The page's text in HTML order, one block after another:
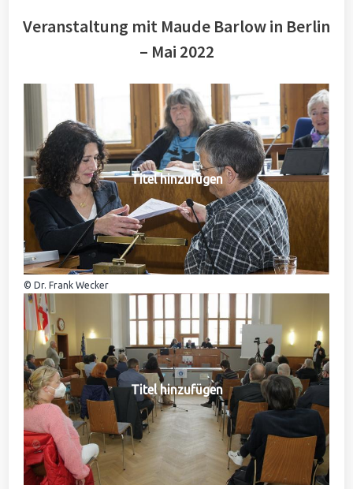
Veranstaltung mit Maude Barlow in Berlin
– Mai 2022
Titel hinzufügen
© Dr. Frank Wecker
Titel hinzufügen